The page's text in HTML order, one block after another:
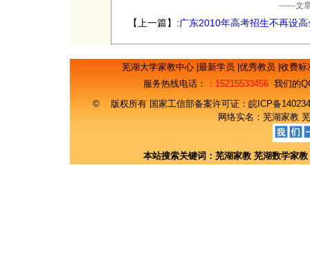
------文
【上一篇】:广东2010年高考招生不再设
芜湖大学家教中心 最新学员 优秀教员 收费
服务热线电话：
：15215533456 我们的
© 版权所有 国家工信部备案许可证： 皖ICP备
网络实名： 芜湖家教
本站搜索关键词： 芜湖家教 芜湖数学家教